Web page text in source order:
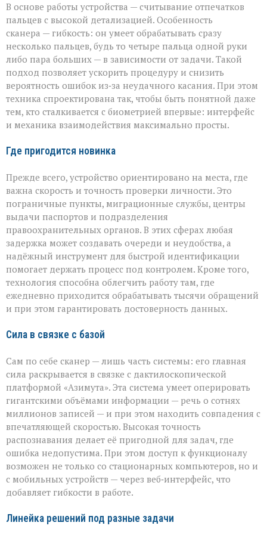
В основе работы устройства — считывание отпечатков
пальцев с высокой детализацией. Особенность
сканера — гибкость: он умеет обрабатывать сразу
несколько пальцев, будь то четыре пальца одной руки
либо пара больших — в зависимости от задачи. Такой
подход позволяет ускорить процедуру и снизить
вероятность ошибок из‑за неудачного касания. При этом
техника спроектирована так, чтобы быть понятной даже
тем, кто сталкивается с биометрией впервые: интерфейс
и механика взаимодействия максимально просты.
Где пригодится новинка
Прежде всего, устройство ориентировано на места, где
важна скорость и точность проверки личности. Это
пограничные пункты, миграционные службы, центры
выдачи паспортов и подразделения
правоохранительных органов. В этих сферах любая
задержка может создавать очереди и неудобства, а
надёжный инструмент для быстрой идентификации
помогает держать процесс под контролем. Кроме того,
технология способна облегчить работу там, где
ежедневно приходится обрабатывать тысячи обращений
и при этом гарантировать достоверность данных.
Сила в связке с базой
Сам по себе сканер — лишь часть системы: его главная
сила раскрывается в связке с дактилоскопической
платформой «Азимута». Эта система умеет оперировать
гигантскими объёмами информации — речь о сотнях
миллионов записей — и при этом находить совпадения с
впечатляющей скоростью. Высокая точность
распознавания делает её пригодной для задач, где
ошибка недопустима. При этом доступ к функционалу
возможен не только со стационарных компьютеров, но и
с мобильных устройств — через веб‑интерфейс, что
добавляет гибкости в работе.
Линейка решений под разные задачи